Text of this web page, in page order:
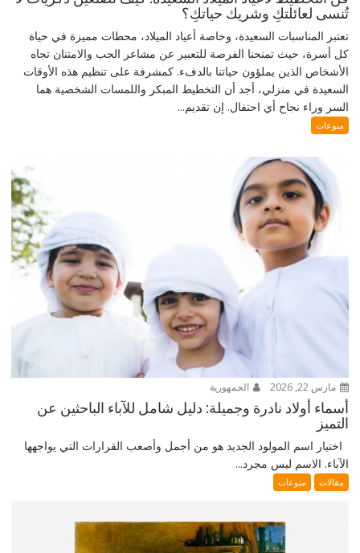
تُنسى لعائلتكِ وشريك حياتكِ؟
تعتبر المناسبات السعيدة، وخاصة أعياد الميلاد، محطات مميزة في حياة
كل أسرة، حيث تمنحنا الفرصة للتعبير عن مشاعر الحب والامتنان تجاه
الأشخاص الذين يملؤون حياتنا بالدفء. كمشرفة على تنظيم هذه الأوقات
السعيدة في منزلي، أجد أن التخطيط المبكر واللمسات الشخصية هما
السر وراء نجاح أي احتفال. إن تقديم...
منوعات
مارس 22, 2026 الجمهورية
أسماء أولاد نادرة وجميلة: دليل شامل للآباء الباحثين عن
التميز
اختيار اسم المولود الجديد هو من أجمل وأصعب القرارات التي يواجهها
الآباء. الاسم ليس مجرد...
مقالات منوعات